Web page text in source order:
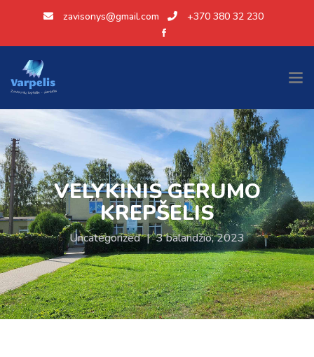
zavisonys@gmail.com +370 380 32 230
VELYKINIS GERUMO
KREPŠELIS
Uncategorized | 3 balandžio, 2023